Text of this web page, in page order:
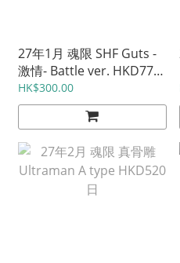
27年1月 魂限 SHF Guts -
激情- Battle ver. HKD775
日
HK$300.00